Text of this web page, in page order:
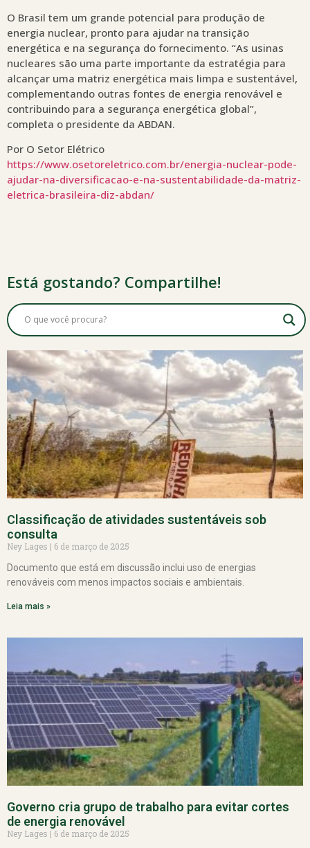
O Brasil tem um grande potencial para produção de
energia nuclear, pronto para ajudar na transição
energética e na segurança do fornecimento. “As usinas
nucleares são uma parte importante da estratégia para
alcançar uma matriz energética mais limpa e sustentável,
complementando outras fontes de energia renovável e
contribuindo para a segurança energética global”,
completa o presidente da ABDAN.
Por O Setor Elétrico
https://www.osetoreletrico.com.br/energia-nuclear-pode-
ajudar-na-diversificacao-e-na-sustentabilidade-da-matriz-
eletrica-brasileira-diz-abdan/
Está gostando? Compartilhe!
Classificação de atividades sustentáveis sob
consulta
Ney Lages
6 de março de 2025
Documento que está em discussão inclui uso de energias
renováveis com menos impactos sociais e ambientais.
Leia mais »
Governo cria grupo de trabalho para evitar cortes
de energia renovável
Ney Lages
6 de março de 2025